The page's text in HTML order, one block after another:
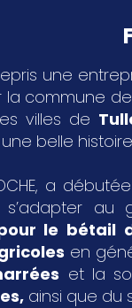
une
la commune
villes de
belle
a
s’adapter
le bétail
en
et la
, ainsi que du